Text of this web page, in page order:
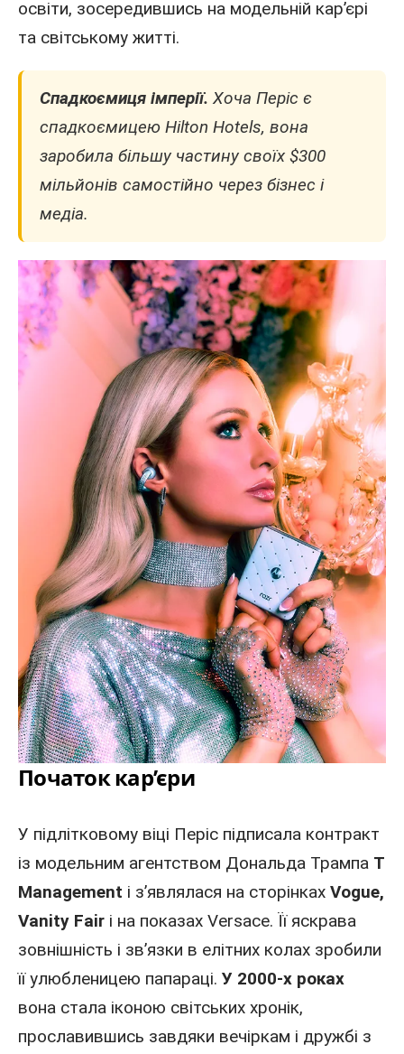
освіти, зосередившись на модельній кар’єрі
та світському житті.
Спадкоємиця імперії. Хоча Періс є
спадкоємицею Hilton Hotels, вона
заробила більшу частину своїх $300
мільйонів самостійно через бізнес і
медіа.
Початок кар’єри
У підлітковому віці Періс підписала контракт
із модельним агентством Дональда Трампа T
Management і з’являлася на сторінках Vogue,
Vanity Fair і на показах Versace. Її яскрава
зовнішність і зв’язки в елітних колах зробили
її улюбленицею папараці. У 2000-х роках
вона стала іконою світських хронік,
прославившись завдяки вечіркам і дружбі з